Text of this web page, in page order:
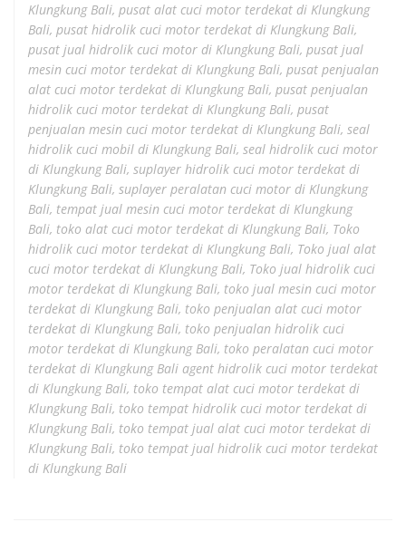
Klungkung Bali, pusat alat cuci motor terdekat di Klungkung
Bali, pusat hidrolik cuci motor terdekat di Klungkung Bali,
pusat jual hidrolik cuci motor di Klungkung Bali, pusat jual
mesin cuci motor terdekat di Klungkung Bali, pusat penjualan
alat cuci motor terdekat di Klungkung Bali, pusat penjualan
hidrolik cuci motor terdekat di Klungkung Bali, pusat
penjualan mesin cuci motor terdekat di Klungkung Bali, seal
hidrolik cuci mobil di Klungkung Bali, seal hidrolik cuci motor
di Klungkung Bali, suplayer hidrolik cuci motor terdekat di
Klungkung Bali, suplayer peralatan cuci motor di Klungkung
Bali, tempat jual mesin cuci motor terdekat di Klungkung
Bali, toko alat cuci motor terdekat di Klungkung Bali, Toko
hidrolik cuci motor terdekat di Klungkung Bali, Toko jual alat
cuci motor terdekat di Klungkung Bali, Toko jual hidrolik cuci
motor terdekat di Klungkung Bali, toko jual mesin cuci motor
terdekat di Klungkung Bali, toko penjualan alat cuci motor
terdekat di Klungkung Bali, toko penjualan hidrolik cuci
motor terdekat di Klungkung Bali, toko peralatan cuci motor
terdekat di Klungkung Bali agent hidrolik cuci motor terdekat
di Klungkung Bali, toko tempat alat cuci motor terdekat di
Klungkung Bali, toko tempat hidrolik cuci motor terdekat di
Klungkung Bali, toko tempat jual alat cuci motor terdekat di
Klungkung Bali, toko tempat jual hidrolik cuci motor terdekat
di Klungkung Bali